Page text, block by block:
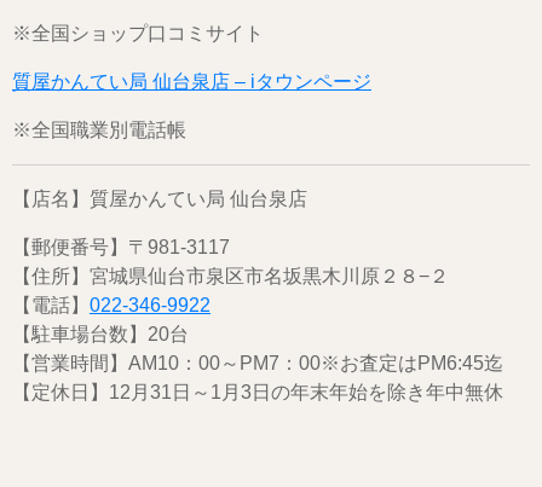
※全国ショップ口コミサイト
質屋かんてい局 仙台泉店 – iタウンページ
※全国職業別電話帳
【店名】質屋かんてい局 仙台泉店
【郵便番号】〒981-3117
【住所】宮城県仙台市泉区市名坂黒木川原２８−２
【電話】 022-346-9922
【駐車場台数】20台
【営業時間】AM10：00～PM7：00※お査定はPM6:45迄
【定休日】12月31日～1月3日の年末年始を除き年中無休